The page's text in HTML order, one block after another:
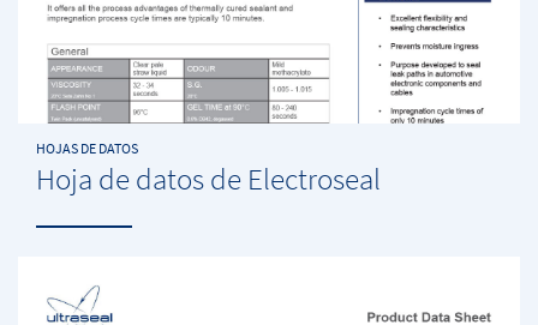
HOJAS DE DATOS
Hoja de datos de Electroseal